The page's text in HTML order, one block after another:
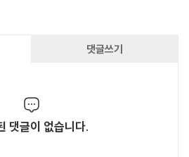
댓글쓰기
댓글이 없습니다.